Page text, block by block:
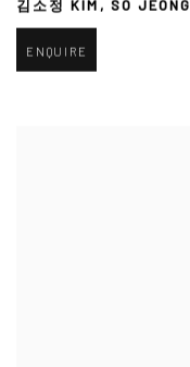
김소정 KIM , SO JEONG
ENQUIRE